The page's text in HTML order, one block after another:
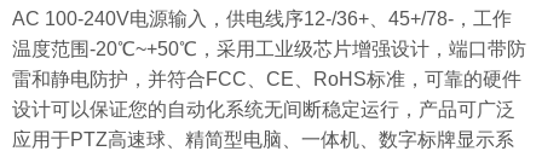
AC 100-240V电源输入，供电线序12-/36+、45+/78-， 工作
温度范围-20℃~+50℃ ， 采用工业级芯片增强设计， 端口带防
雷和静电防护 ， 并符合FCC、CE、 RoHS标准 ， 可靠的硬件
设计可以保证您的自动化系统无间断稳定运行 ， 产品可广泛
应用于PTZ高速球、精简型电脑、一体机、数字标牌显示系